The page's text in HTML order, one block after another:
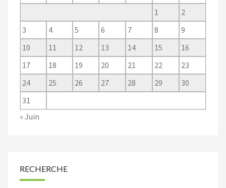
1
2
3
4 5 6 7 8
9
10
11 12 13 14 15
16
17
18 19 20 21 22
23
24
25 26 27 28 29
30
31
« Juin
RECHERCHE